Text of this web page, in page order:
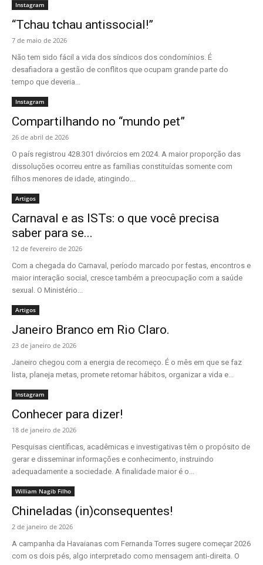
Instagram
“Tchau tchau antissocial!”
7 de maio de 2026
Não tem sido fácil a vida dos síndicos dos condomínios. É
desafiadora a gestão de conflitos que ocupam grande parte do
tempo que deveria...
Instagram
Compartilhando no “mundo pet”
26 de abril de 2026
O país registrou 428.301 divórcios em 2024. A maior proporção das
dissoluções ocorreu entre as famílias constituídas somente com
filhos menores de idade, atingindo...
Artigos
Carnaval e as ISTs: o que você precisa
saber para se...
12 de fevereiro de 2026
Com a chegada do Carnaval, período marcado por festas, encontros e
maior interação social, cresce também a preocupação com a saúde
sexual. O Ministério...
Artigos
Janeiro Branco em Rio Claro.
23 de janeiro de 2026
Janeiro chegou com a energia de recomeço. É o mês em que se faz
lista, planeja metas, promete retomar hábitos, organizar a vida e...
Instagram
Conhecer para dizer!
18 de janeiro de 2026
Pesquisas científicas, acadêmicas e investigativas têm o propósito de
gerar e disseminar informações e conhecimento, instruindo
adequadamente a sociedade. A finalidade maior é o...
William Nagib Filho
Chineladas (in)consequentes!
2 de janeiro de 2026
A campanha da Havaianas com Fernanda Torres sugere começar 2026
com os dois pés, algo interpretado como mensagem anti-direita. O